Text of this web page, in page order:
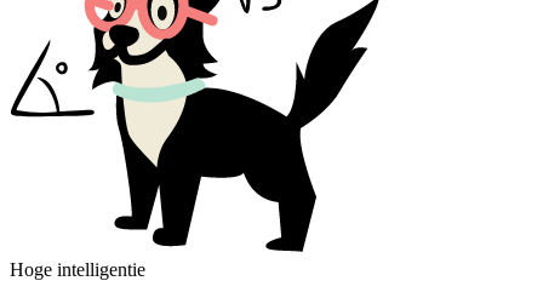
Hoge intelligentie